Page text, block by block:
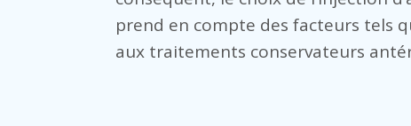
prend en compte des facteurs tels
aux traitements conservateurs